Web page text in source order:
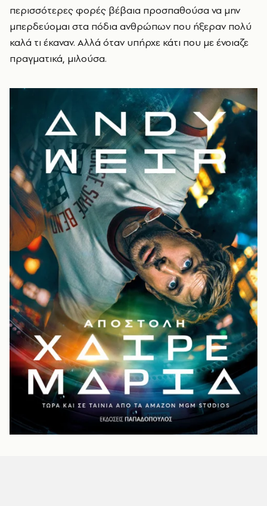
περισσότερες φορές βέβαια προσπαθούσα να μην
μπερδεύομαι στα πόδια ανθρώπων που ήξεραν πολύ
καλά τι έκαναν. Αλλά όταν υπήρχε κάτι που με ένοιαζε
πραγματικά, μιλούσα.